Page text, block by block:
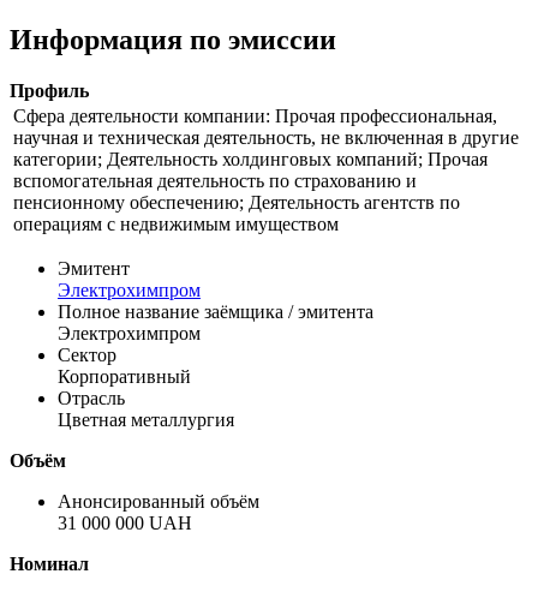
Информация по эмиссии
Профиль
Сфера деятельности компании: Прочая профессиональная,
научная и техническая деятельность, не включенная в другие
категории; Деятельность холдинговых компаний; Прочая
вспомогательная деятельность по страхованию и
пенсионному обеспечению; Деятельность агентств по
операциям с недвижимым имуществом
Эмитент
Электрохимпром
Полное название заёмщика / эмитента
Электрохимпром
Сектор
Корпоративный
Отрасль
Цветная металлургия
Объём
Анонсированный объём
31 000 000 UAH
Номинал